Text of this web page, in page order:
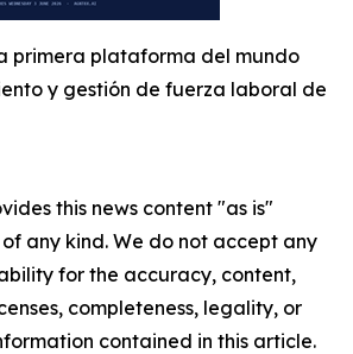
primera plataforma del mundo
y gestión de fuerza laboral de
this news content "as is"
any kind. We do not accept any
for the accuracy, content,
completeness, legality, or
contained in this article.